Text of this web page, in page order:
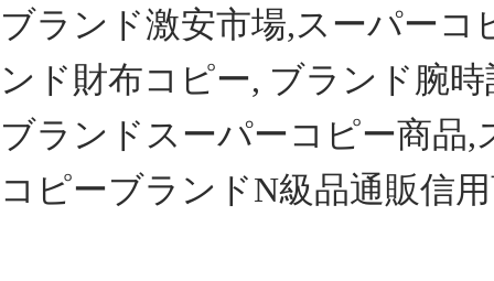
ブランド激安市場,スーパー
ンド財布コピー, ブランド腕
ブランドスーパーコピー商品
コピーブランドN級品通販信